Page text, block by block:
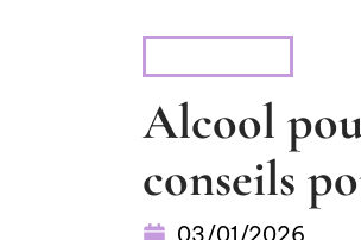
Alcool
conseils